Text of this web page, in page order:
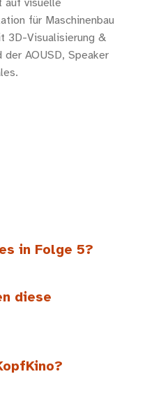
auf visuelle
für Maschinenbau
3D-Visualisierung &
AOUSD, Speaker
in Folge 5?
diese